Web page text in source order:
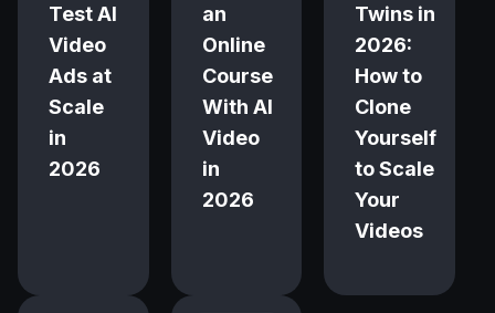
Test AI
Video
Ads at
Scale
in
2026
an
Online
Course
With AI
Video
in
2026
Twins in
2026:
How to
Clone
Yourself
to Scale
Your
Videos